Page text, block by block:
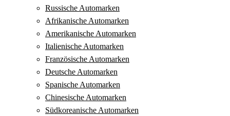
Russische Automarken
Afrikanische Automarken
Amerikanische Automarken
Italienische Automarken
Französische Automarken
Deutsche Automarken
Spanische Automarken
Chinesische Automarken
Südkoreanische Automarken